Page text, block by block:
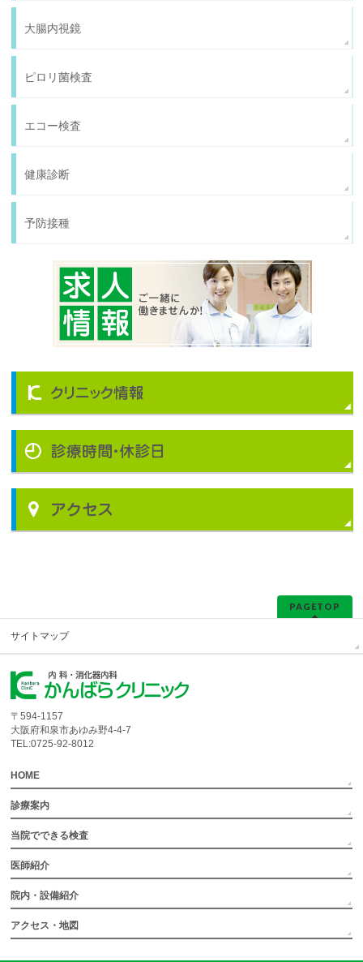
大腸内視鏡
ピロリ菌検査
エコー検査
健康診断
予防接種
PAGETOP
サイトマップ
〒594-1157
大阪府和泉市あゆみ野4-4-7
TEL:0725-92-8012
HOME
診療案内
当院でできる検査
医師紹介
院内・設備紹介
アクセス・地図